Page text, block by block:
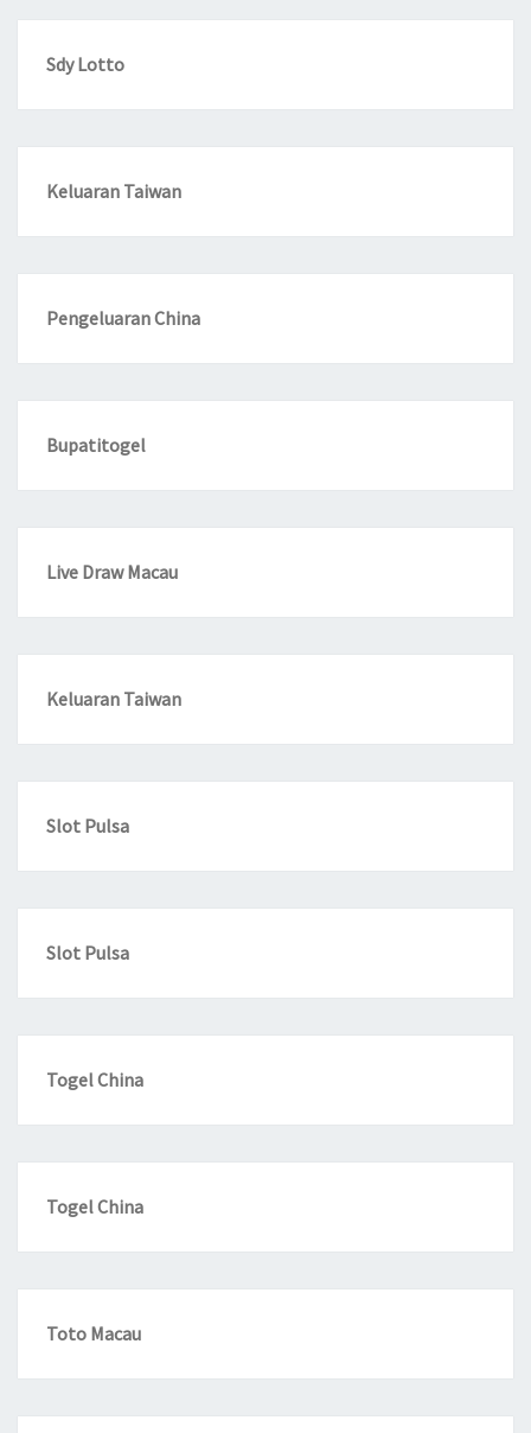
Sdy Lotto
Keluaran Taiwan
Pengeluaran China
Bupatitogel
Live Draw Macau
Keluaran Taiwan
Slot Pulsa
Slot Pulsa
Togel China
Togel China
Toto Macau